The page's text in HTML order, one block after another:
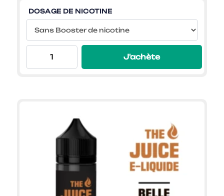
prix :
4,99€
à
9,99€
DOSAGE DE NICOTINE
J'achète